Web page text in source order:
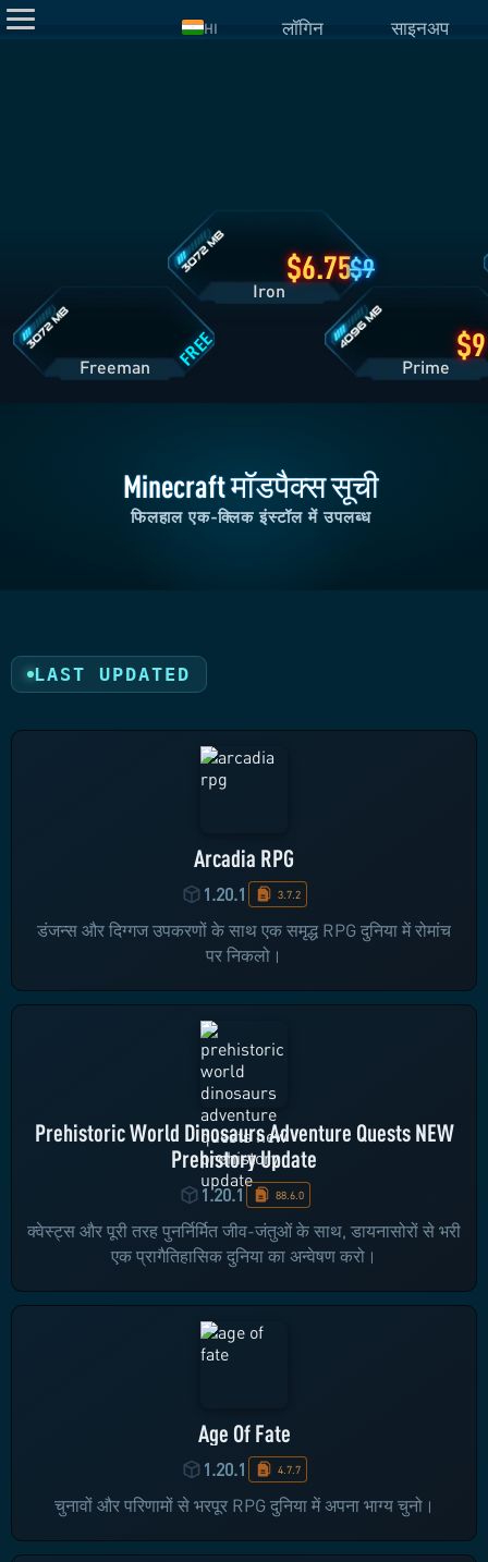
HI लॉगिन साइनअप
6.75
Minecraft मॉडपैक्स सूची
फिलहाल एक-क्लिक इंस्टॉल में उपलब्ध
LAST UPDATED
Arcadia RPG
1.20.1 3.7.2
डंजन्स और दिग्गज उपकरणों के साथ एक समृद्ध RPG दुनिया में रोमांच
पर निकलो।
Prehistoric World Dinosaurs Adventure Quests NEW
Prehistory Update
1.20.1 88.6.0
क्वेस्ट्स और पूरी तरह पुनर्निर्मित जीव-जंतुओं के साथ, डायनासोरों से भरी
एक प्रागैतिहासिक दुनिया का अन्वेषण करो।
Age Of Fate
1.20.1 4.7.7
चुनावों और परिणामों से भरपूर RPG दुनिया में अपना भाग्य चुनो।